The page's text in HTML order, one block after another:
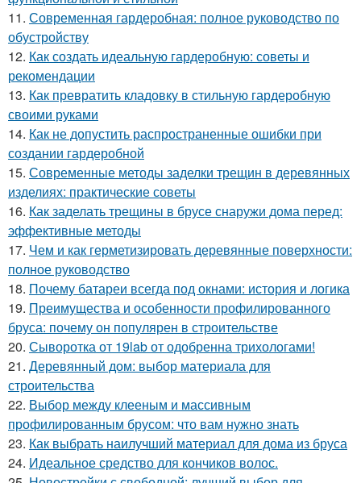
11. Современная гардеробная: полное руководство по
обустройству
12. Как создать идеальную гардеробную: советы и
рекомендации
13. Как превратить кладовку в стильную гардеробную
своими руками
14. Как не допустить распространенные ошибки при
создании гардеробной
15. Современные методы заделки трещин в деревянных
изделиях: практические советы
16. Как заделать трещины в брусе снаружи дома перед:
эффективные методы
17. Чем и как герметизировать деревянные поверхности:
полное руководство
18. Почему батареи всегда под окнами: история и логика
19. Преимущества и особенности профилированного
бруса: почему он популярен в строительстве
20. Сыворотка от 19lab от одобренна трихологами!
21. Деревянный дом: выбор материала для
строительства
22. Выбор между клееным и массивным
профилированным брусом: что вам нужно знать
23. Как выбрать наилучший материал для дома из бруса
24. Идеальное средство для кончиков волос.